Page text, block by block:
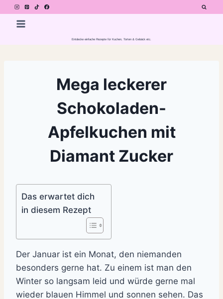
Zum
Inhalt
Entdecke einfache Rezepte für Kuchen, Torten & Gebäck etc.
Mega leckerer
Schokoladen-
Apfelkuchen mit
Diamant Zucker
Das erwartet dich
in diesem Rezept
Der Januar ist ein Monat, den niemanden
besonders gerne hat. Zu einem ist man den
Winter so langsam leid und würde gerne mal
wieder blauen Himmel und sonnen sehen. Das